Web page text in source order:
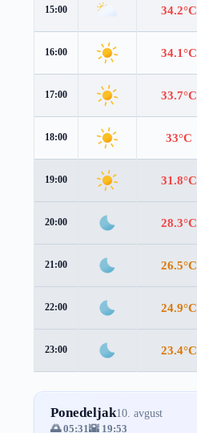
15:00 34.2°C
16:00 34.1°C
17:00 33.7°C
18:00 33°C
19:00 31.8°C
20:00 28.3°C
21:00 26.5°C
22:00 24.9°C
23:00 23.4°C
Ponedeljak10. avgust
🌅 05:31🌇 19:53